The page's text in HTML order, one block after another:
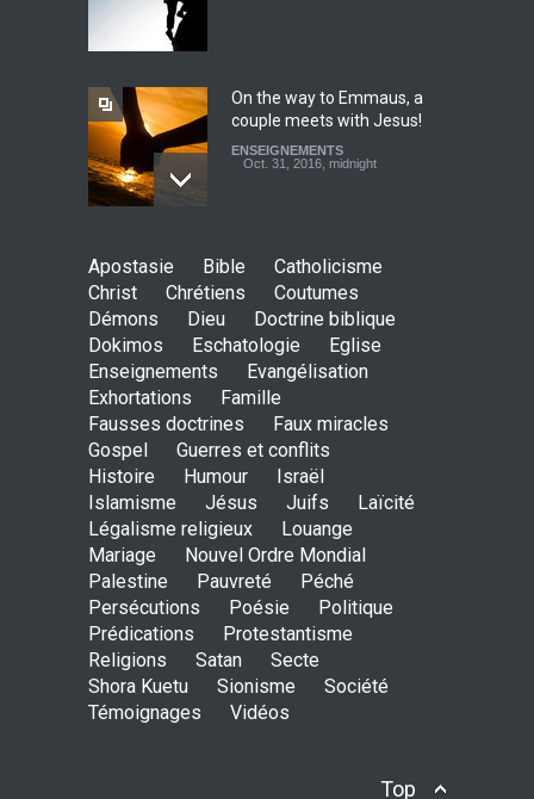
On the way to Emmaus, a
couple meets with Jesus!
ENSEIGNEMENTS
Oct. 31, 2016, midnight
ENSEIGNEMENTS
Sept. 18, 2016, midnight
Is the Lord really with me ?
Aug. 28, 2016, midnight
Holy water - Dokimos 23
ENSEIGNEMENTS
June 26, 2016, midnight
The language of God
Apostasie Bible
Catholicisme
Christ
Chrétiens
Coutumes
Démons
Dieu
Doctrine biblique
Dokimos
Eschatologie
Eglise
Enseignements
Evangélisation
Exhortations
Famille
Fausses doctrines
Faux miracles
Gospel
Guerres et conflits
Histoire
Humour
Israël
Islamisme
Jésus Juifs
Laïcité
Légalisme religieux
Louange
Mariage
Nouvel Ordre Mondial
Palestine
Pauvreté
Péché
Persécutions
Poésie
Politique
Prédications
Protestantisme
Religions
Satan
Secte
Shora Kuetu
Sionisme
Société
Témoignages
Vidéos
Top